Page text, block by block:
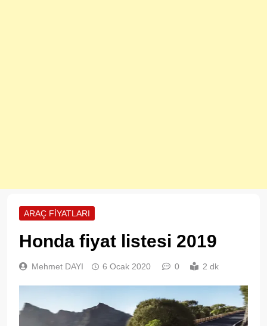
ARAÇ FIYATLARI
Honda fiyat listesi 2019
Mehmet DAYI 6 Ocak 2020 0 2 dk